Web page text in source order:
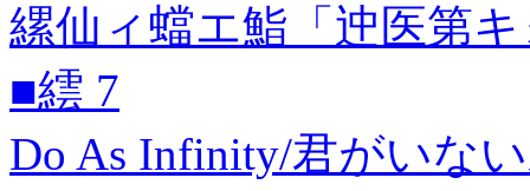
縲仙ィ蟷エ鮨「迚医第
■繧 7
Do As Infinity/君がいな